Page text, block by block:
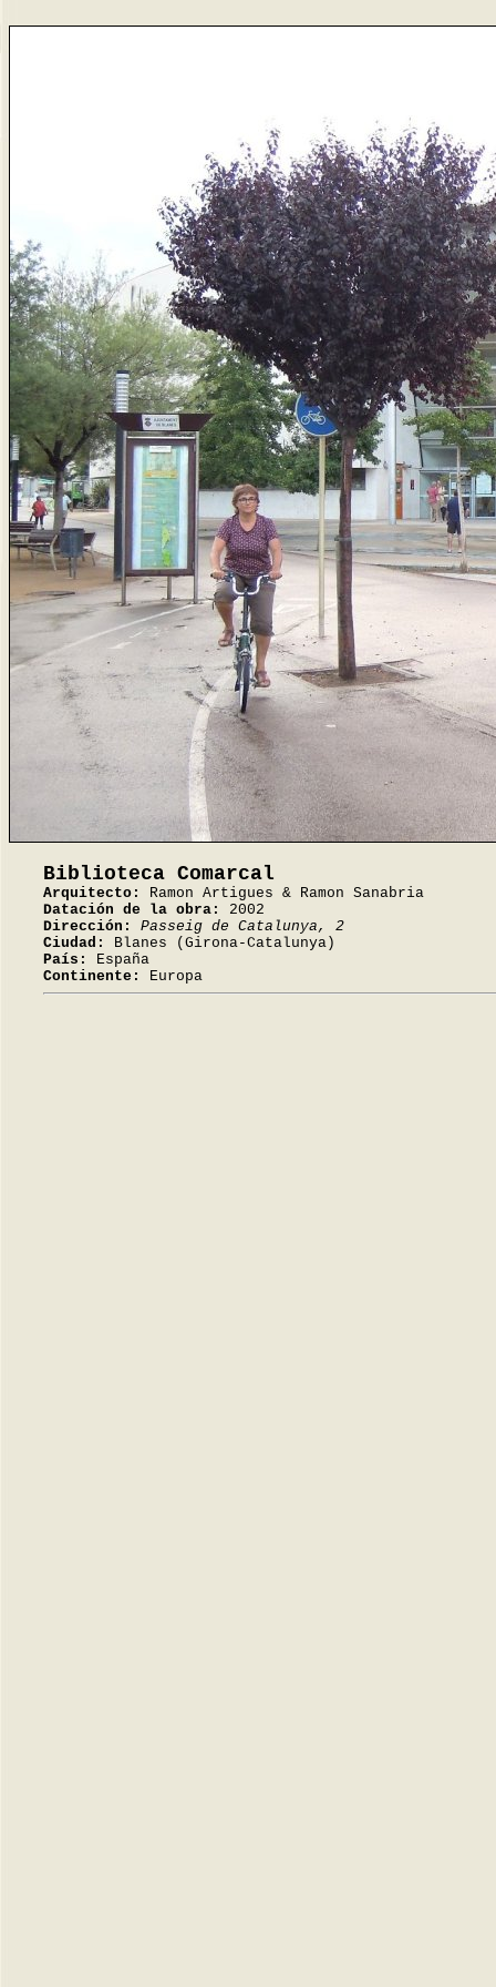
Biblioteca Comarcal
Arquitecto:
Ramon Artigues & Ramon Sanabria
Datación de la obra:
2002
Dirección:
Passeig de Catalunya, 2
Ciudad:
Blanes (Girona-Catalunya)
País:
España
Continente:
Europa